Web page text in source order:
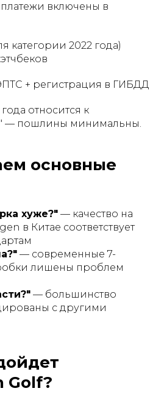
включены в
категории 2022 года)
+ регистрация в ГИБДД
относится к
— пошлины минимальны.
основные
хуже?" — качество на
в Китае соответствует
— современные 7-
лишены проблем
— большинство
с другими
Golf?